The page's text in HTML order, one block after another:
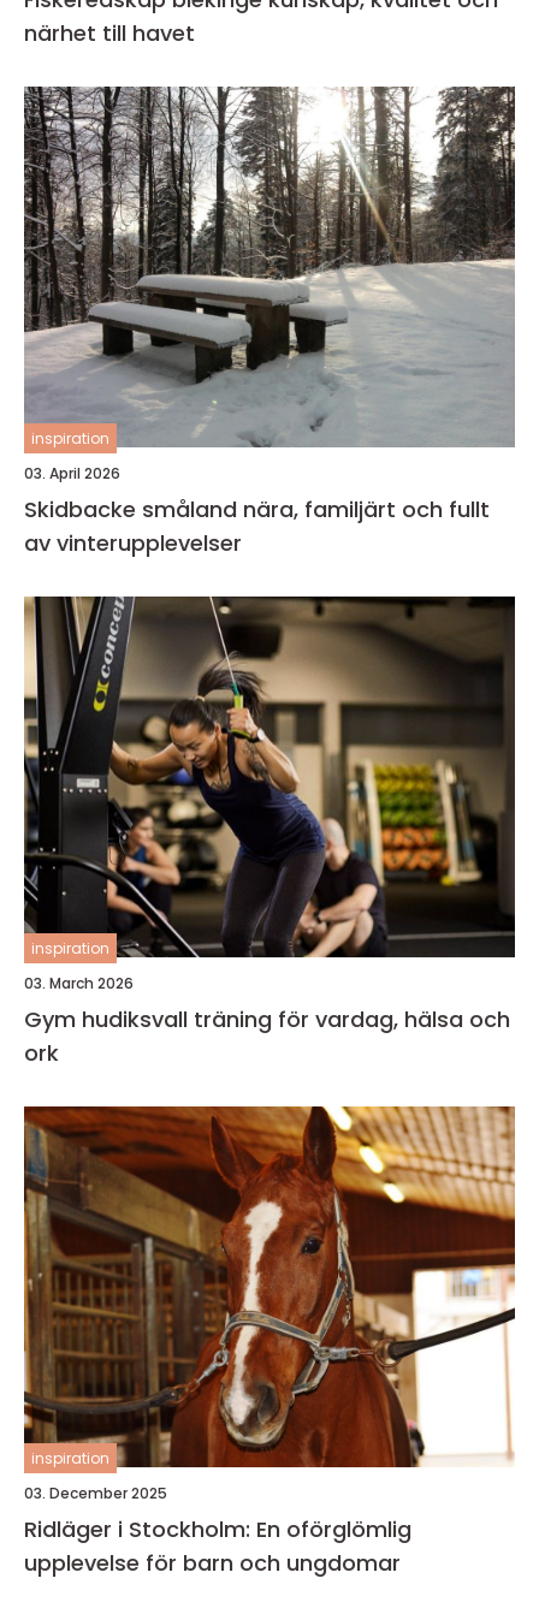
närhet till havet
inspiration
03. April 2026
Skidbacke småland nära, familjärt och fullt
av vinterupplevelser
inspiration
03. March 2026
Gym hudiksvall träning för vardag, hälsa och
ork
inspiration
03. December 2025
Ridläger i Stockholm: En oförglömlig
upplevelse för barn och ungdomar